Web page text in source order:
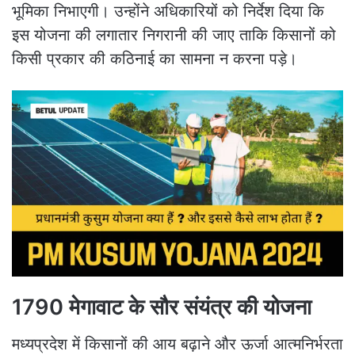
भूमिका निभाएगी। उन्होंने अधिकारियों को निर्देश दिया कि
इस योजना की लगातार निगरानी की जाए ताकि किसानों को
किसी प्रकार की कठिनाई का सामना न करना पड़े।
1790 मेगावाट के सौर संयंत्र की योजना
मध्यप्रदेश में किसानों की आय बढ़ाने और ऊर्जा आत्मनिर्भरता